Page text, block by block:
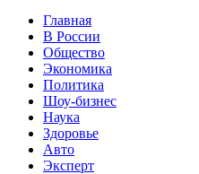
Главная
В России
Общество
Экономика
Политика
Шоу-бизнес
Наука
Здоровье
Авто
Эксперт